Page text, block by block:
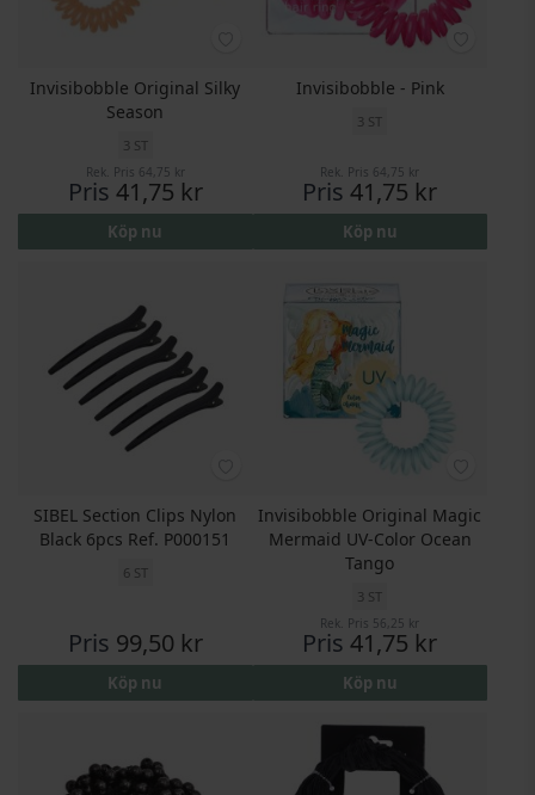
Invisibobble Original Silky
Season
3 ST
Rek. Pris 64,75 kr
Pris 41,75 kr
Köp nu
Invisibobble - Pink
3 ST
Rek. Pris 64,75 kr
Pris 41,75 kr
Köp nu
SIBEL Section Clips Nylon
Black 6pcs Ref. P000151
6 ST
Pris 99,50 kr
Köp nu
Invisibobble Original Magic
Mermaid UV-Color Ocean
Tango
3 ST
Rek. Pris 56,25 kr
Pris 41,75 kr
Köp nu